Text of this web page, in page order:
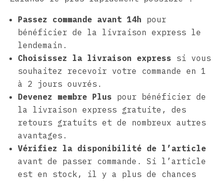
Passez commande avant 14h pour
bénéficier de la livraison express le
lendemain.
Choisissez la livraison express si vous
souhaitez recevoir votre commande en 1
à 2 jours ouvrés.
Devenez membre Plus pour bénéficier de
la livraison express gratuite, des
retours gratuits et de nombreux autres
avantages.
Vérifiez la disponibilité de l’article
avant de passer commande. Si l’article
est en stock, il y a plus de chances